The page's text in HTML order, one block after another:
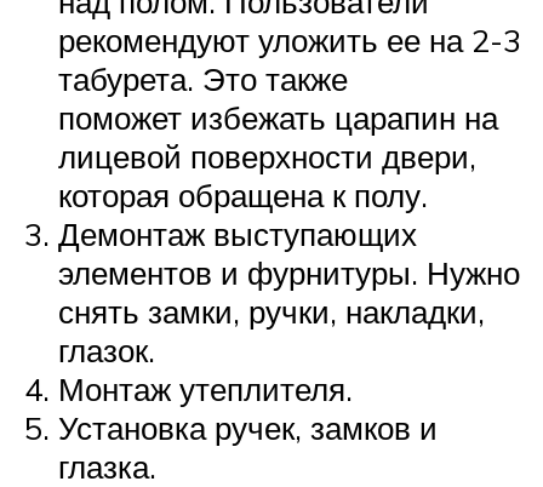
рекомендуют уложить ее на 2-3
табурета. Это также
поможет избежать царапин на
лицевой поверхности двери,
которая обращена к полу.
Демонтаж выступающих
элементов и фурнитуры. Нужно
снять замки, ручки, накладки,
глазок.
Монтаж утеплителя.
Установка ручек, замков и
глазка.